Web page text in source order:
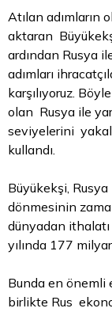
Atılan adımların
aktaran
ardından Rusya
adımları
karşılıyoruz.
olan Rusya ile
seviyelerini
kullandı.
Büyükekşi,
dönmesinin
dünyadan
yılında 177
Bunda en önemli
birlikte Rus